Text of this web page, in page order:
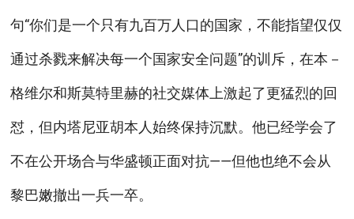
句“你们是一个只有九百万人口的国家，不能指望仅仅
通过杀戮来解决每一个国家安全问题”的训斥，在本－
格维尔和斯莫特里赫的社交媒体上激起了更猛烈的回
怼，但内塔尼亚胡本人始终保持沉默。他已经学会了
不在公开场合与华盛顿正面对抗——但他也绝不会从
黎巴嫩撤出一兵一卒。